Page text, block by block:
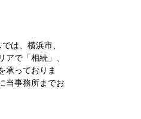
は、横浜市、
アで「相続」、
承っておりま
当事務所までお